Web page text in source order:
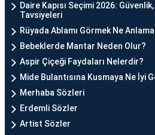
Daire Kapısı Seçimi 2026: Güvenlik,
Tavsiyeleri
Rüyada Ablamı Görmek Ne
Bebeklerde Mantar Neden Olur?
Aspir Çiçeği Faydaları Nelerdir?
Mide Bulantısına Kusmaya Ne İyi
Merhaba Sözleri
Erdemli Sözler
Artist Sözler